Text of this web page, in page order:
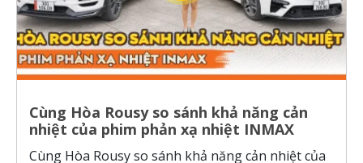
Cùng Hòa Rousy so sánh khả năng cản
nhiệt của phim phản xạ nhiệt INMAX
Cùng Hòa Rousy so sánh khả năng cản nhiệt của